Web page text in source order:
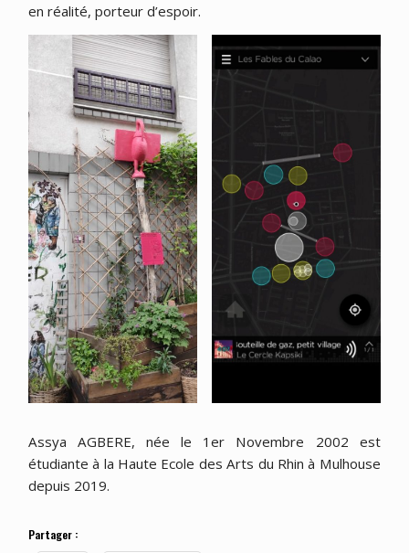
en réalité, porteur d’espoir.
Assya AGBERE, née le 1er Novembre 2002 est
étudiante à la Haute Ecole des Arts du Rhin à Mulhouse
depuis 2019.
Partager :